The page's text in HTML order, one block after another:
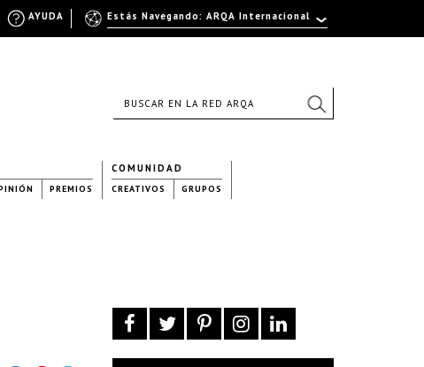
PREMIOS
COMUNIDAD
CREATIVOS GRUPOS
Estás Navegando: ARQA Internacional
AYUDA